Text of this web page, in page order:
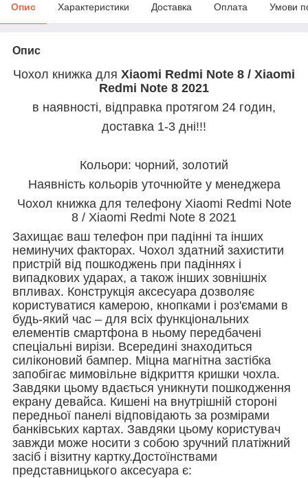
Опис Характеристики Доставка Оплата Умови
Опис
Чохол книжка для Xiaomi Redmi Note 8 / Xiaomi
Redmi Note 8 2021
в наявності, відправка протягом 24 годин,
доставка 1-3 дні!!!
Кольори: чорний, золотий
Наявність кольорів уточнюйте у менеджера
Чохол книжка для телефону Xiaomi Redmi Note
8 / Xiaomi Redmi Note 8 2021
Захищає ваш телефон при падінні та інших
неминучих факторах. Чохол здатний захистити
пристрій від пошкоджень при падіннях і
випадкових ударах, а також інших зовнішніх
впливах. Конструкція аксесуара дозволяє
користуватися камерою, кнопками і роз'ємами в
будь-який час – для всіх функціональних
елементів смартфона в ньому передбачені
спеціальні вирізи. Всередині знаходиться
силіконовий бампер. Міцна магнітна застібка
запобігає мимовільне відкриття кришки чохла.
Завдяки цьому вдається уникнути пошкодження
екрану девайса. Кишені на внутрішній стороні
передньої панелі відповідають за розмірами
банківських картах. Завдяки цьому користувач
завжди може носити з собою зручний платіжний
засіб і візитну картку.Достоїнствами
представницького аксесуара є: